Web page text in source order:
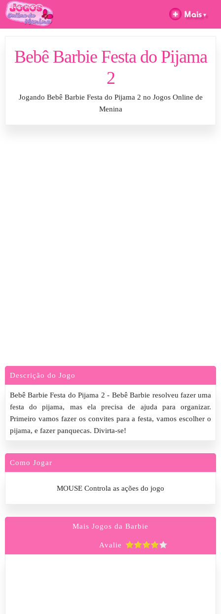
Bebê Barbie Festa do Pijama
2
Jogando Bebê Barbie Festa do Pijama 2 no Jogos Online de
Menina
Descrição do Jogo
Bebê Barbie Festa do Pijama 2 - Bebê Barbie resolveu fazer uma
festa do pijama, mas ela precisa de ajuda para organizar.
Primeiro vamos fazer os convites para a festa, vamos escolher o
pijama, e fazer panquecas. Divirta-se!
Como Jogar
MOUSE Controla as ações do jogo
Mais Jogos da Barbie
Avalie